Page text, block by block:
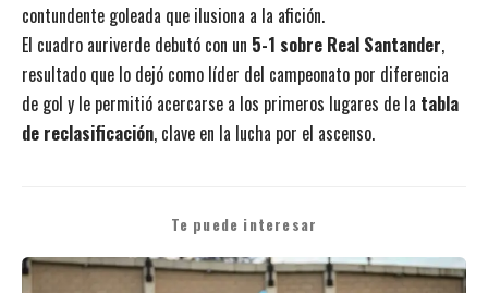
contundente goleada que ilusiona a la afición.
El cuadro auriverde debutó con un 5-1 sobre Real Santander,
resultado que lo dejó como líder del campeonato por diferencia
de gol y le permitió acercarse a los primeros lugares de la tabla
de reclasificación, clave en la lucha por el ascenso.
Te puede interesar